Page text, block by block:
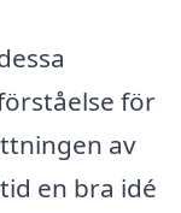
för
av
en bra idé